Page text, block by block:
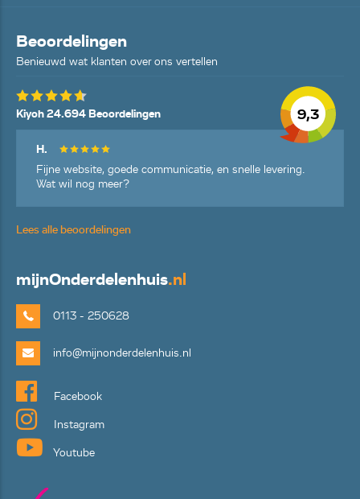
Beoordelingen
Benieuwd wat klanten over ons vertellen
9,3
Kiyoh 24.694 Beoordelingen
H.
Fijne website, goede communicatie, en snelle levering.
Wat wil nog meer?
Lees alle beoordelingen
mijnOnderdelenhuis.nl
0113 - 250628
info@mijnonderdelenhuis.nl
Facebook
Instagram
Youtube